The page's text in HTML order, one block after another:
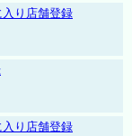
入り店舗登録
入り店舗登録